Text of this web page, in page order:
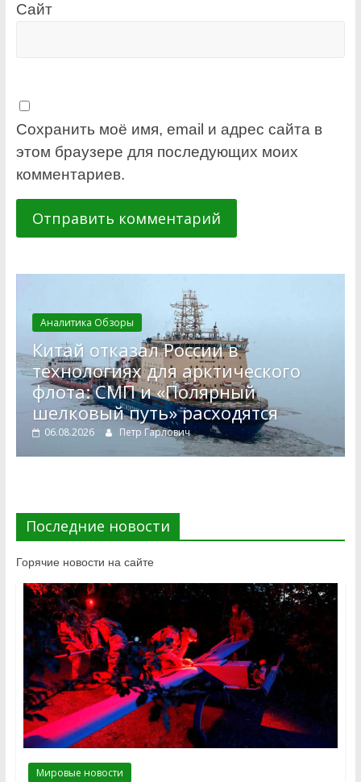
Сайт
Сохранить моё имя, email и адрес сайта в
этом браузере для последующих моих
комментариев.
Аналитика Обзоры
Китай отказал России в
технологиях для арктического
флота: СМП и «Полярный
шелковый путь» расходятся
06.08.2026 Петр Гарлович
Последние новости
Горячие новости на сайте
Мировые новости